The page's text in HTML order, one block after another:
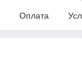
Оплата